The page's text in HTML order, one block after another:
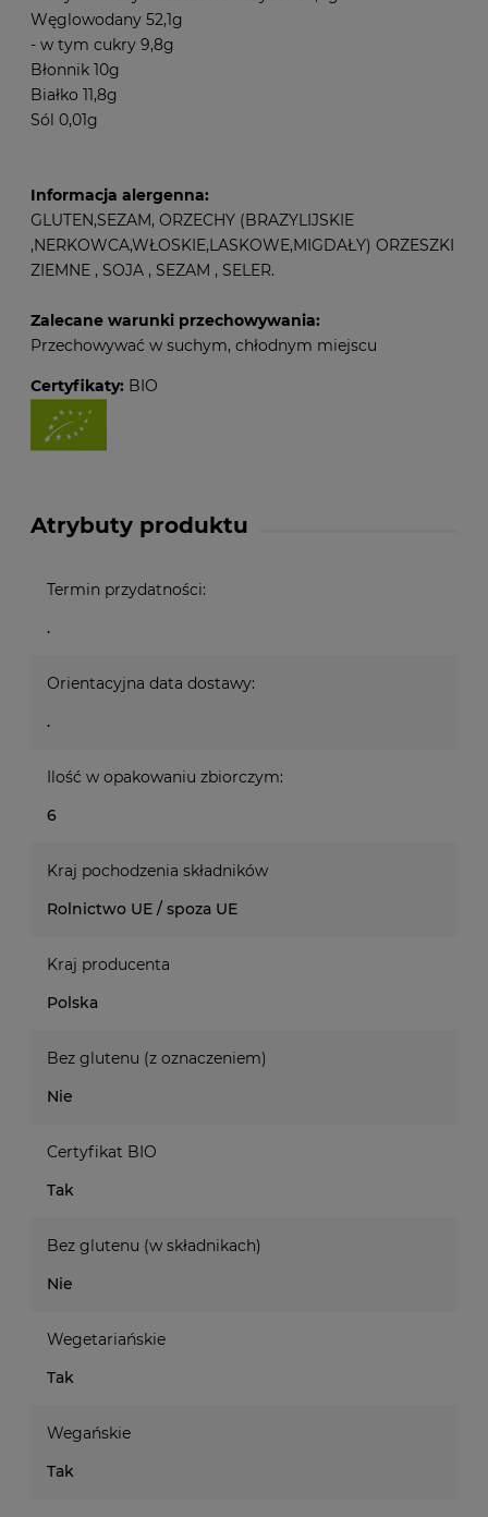
Węglowodany 52,1g
- w tym cukry 9,8g
Błonnik 10g
Białko 11,8g
Sól 0,01g
Informacja alergenna:
GLUTEN,SEZAM, ORZECHY (BRAZYLIJSKIE
,NERKOWCA,WŁOSKIE,LASKOWE,MIGDAŁY) ORZESZKI
ZIEMNE , SOJA , SEZAM , SELER.
Zalecane warunki przechowywania:
Przechowywać w suchym, chłodnym miejscu
Certyfikaty: BIO
Atrybuty produktu
Termin przydatności:
.
Orientacyjna data dostawy:
.
Ilość w opakowaniu zbiorczym:
6
Kraj pochodzenia składników
Rolnictwo UE / spoza UE
Kraj producenta
Polska
Bez glutenu (z oznaczeniem)
Nie
Certyfikat BIO
Tak
Bez glutenu (w składnikach)
Nie
Wegetariańskie
Tak
Wegańskie
Tak